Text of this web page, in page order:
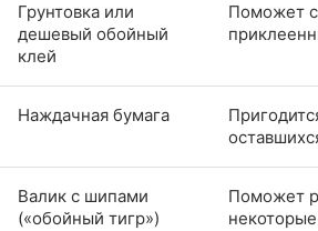
Грунтовка или
дешевый обойный
клей
Поможет
Наждачная бумага
Валик с шипами
(«обойный тигр»)
Поможет